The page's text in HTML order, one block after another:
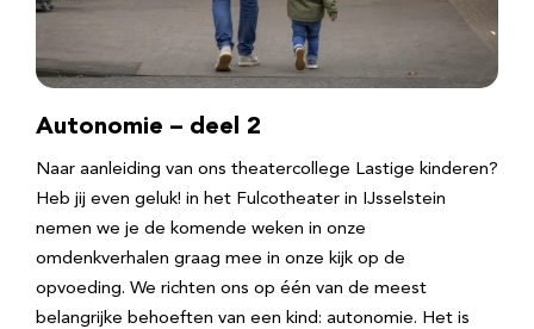
Autonomie – deel 2
Naar aanleiding van ons theatercollege Lastige kinderen?
Heb jij even geluk! in het Fulcotheater in IJsselstein
nemen we je de komende weken in onze
omdenkverhalen graag mee in onze kijk op de
opvoeding. We richten ons op één van de meest
belangrijke behoeften van een kind: autonomie. Het is